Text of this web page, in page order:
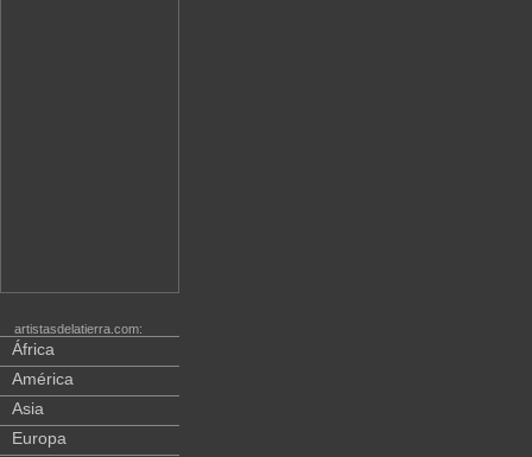
artistasdelatierra.com:
África
América
Asia
Europa